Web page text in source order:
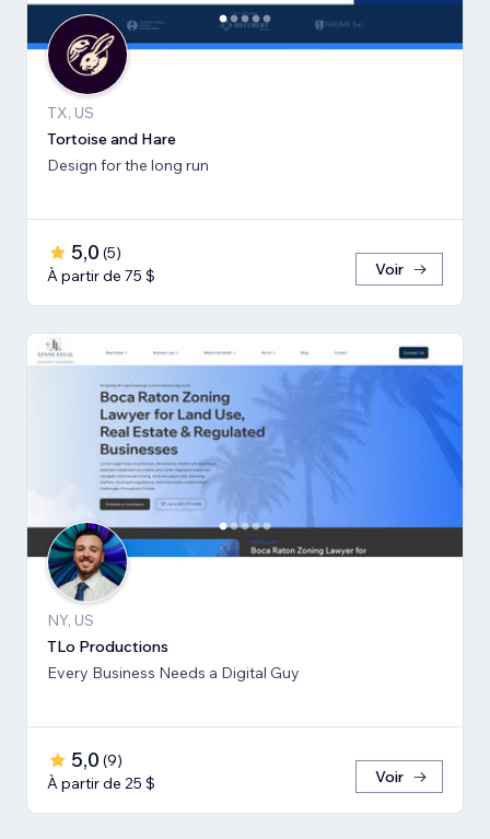
TX, US
Tortoise and Hare
Design for the long run
5,0 (5)
À partir de 75 $
Voir
NY, US
TLo Productions
Every Business Needs a Digital Guy
5,0 (9)
À partir de 25 $
Voir